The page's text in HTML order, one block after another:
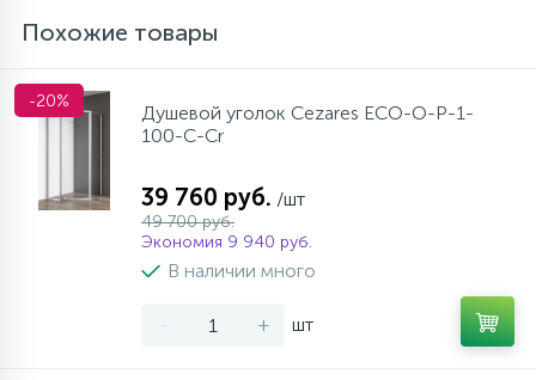
Похожие товары
-20%
Душевой уголок Cezares ECO-O-P-1-
100-C-Cr
39 760 руб. /шт
49 700 руб.
Экономия 9 940 руб.
В наличии много
- + шт